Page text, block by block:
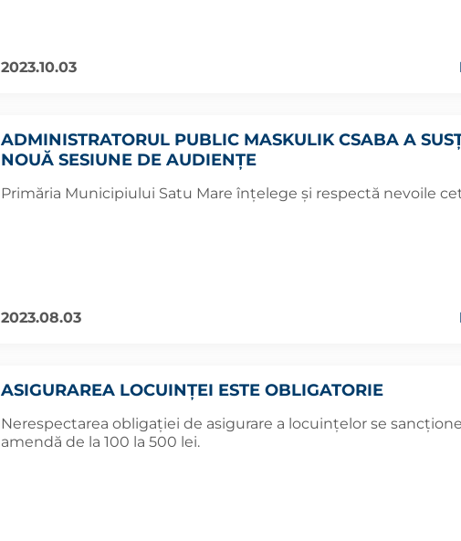
2023.10.03
ADMINISTRATORUL PUBLIC MASKULIK CSABA A
NOUĂ SESIUNE DE AUDIENȚE
Primăria Municipiului Satu Mare înțelege și respectă nevoile
2023.08.03
ASIGURAREA LOCUINȚEI ESTE OBLIGATORIE
Nerespectarea obligaţiei de asigurare a locuinţelor se
amendă de la 100 la 500 lei.